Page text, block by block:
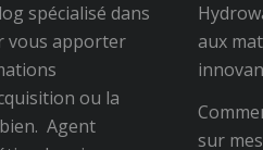
spécialisé dans
vous apporter
ou la
Agent
aux
sur